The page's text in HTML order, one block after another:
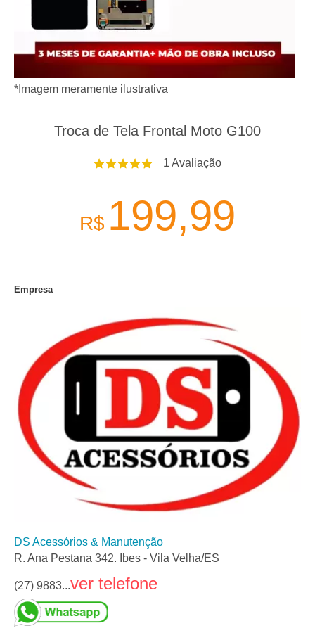
*Imagem meramente ilustrativa
Troca de Tela Frontal Moto G100
1 Avaliação
R$ 199,99
Empresa
DS Acessórios & Manutenção
R. Ana Pestana 342. Ibes - Vila Velha/ES
(27) 9883...ver telefone